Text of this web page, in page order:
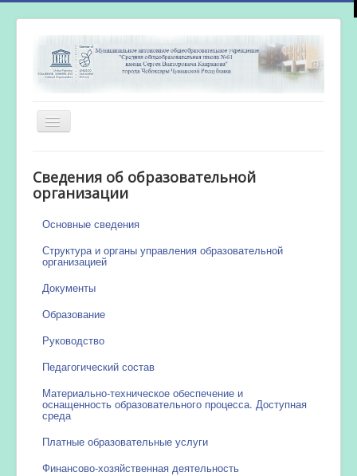
Включить/
выключить
Новости
Сведения об образовательной
организации
Основные сведения
Структура и органы управления образовательной
организацией
Документы
Образование
Руководство
Педагогический состав
Материально-техническое обеспечение и
оснащенность образовательного процесса. Доступная
среда
Платные образовательные услуги
Финансово-хозяйственная деятельность